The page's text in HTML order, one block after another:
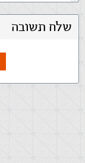
שלח תשובה